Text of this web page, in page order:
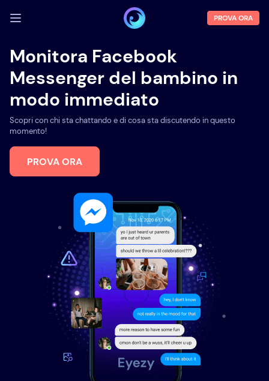
ACCEDI
Demo
Funzioni
Chi siamo
Blog
PROVA ORA
Monitora Facebook
Messenger del bambino in
modo immediato
Scopri con chi sta chattando e di cosa sta discutendo in questo
momento!
PROVA ORA